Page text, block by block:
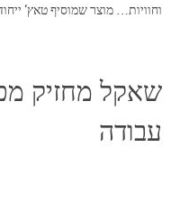
וחוויות… מוצר שמוסיף טאץ‘
שאקל מחזיק
עבודה